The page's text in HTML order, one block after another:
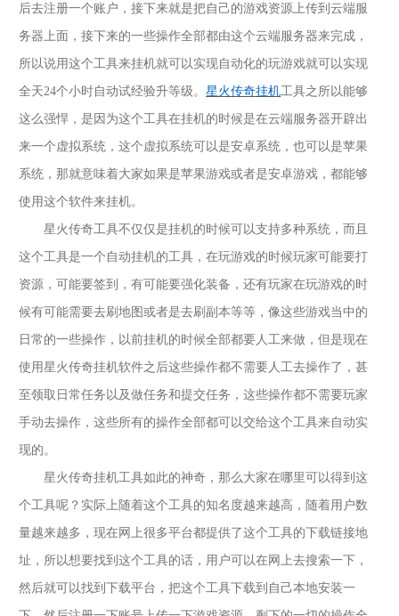
后去注册一个账户，接下来就是把自己的游戏资源上传到云端服
务器上面，接下来的一些操作全部都由这个云端服务器来完成，
所以说用这个工具来挂机就可以实现自动化的玩游戏就可以实现
全天24个小时自动试经验升等级。星火传奇挂机工具之所以能够
这么强悍，是因为这个工具在挂机的时候是在云端服务器开辟出
来一个虚拟系统，这个虚拟系统可以是安卓系统，也可以是苹果
系统，那就意味着大家如果是苹果游戏或者是安卓游戏，都能够
使用这个软件来挂机。
星火传奇工具不仅仅是挂机的时候可以支持多种系统，而且
这个工具是一个自动挂机的工具，在玩游戏的时候玩家可能要打
资源，可能要签到，有可能要强化装备，还有玩家在玩游戏的时
候有可能需要去刷地图或者是去刷副本等等，像这些游戏当中的
日常的一些操作，以前挂机的时候全部都要人工来做，但是现在
使用星火传奇挂机软件之后这些操作都不需要人工去操作了，甚
至领取日常任务以及做任务和提交任务，这些操作都不需要玩家
手动去操作，这些所有的操作全部都可以交给这个工具来自动实
现的。
星火传奇挂机工具如此的神奇，那么大家在哪里可以得到这
个工具呢？实际上随着这个工具的知名度越来越高，随着用户数
量越来越多，现在网上很多平台都提供了这个工具的下载链接地
址，所以想要找到这个工具的话，用户可以在网上去搜索一下，
然后就可以找到下载平台，把这个工具下载到自己本地安装一